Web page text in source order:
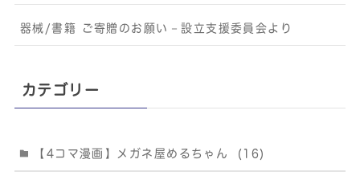
器械/書籍 ご寄贈のお願い－設立支援委員会より
カテゴリー
【4コマ漫画】メガネ屋めるちゃん (16)